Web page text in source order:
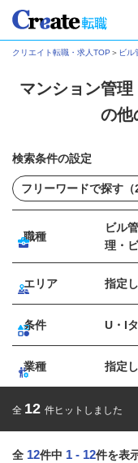
クリエイト転職・求人TOP ＞ ビル
マンション管
の他
検索条件の設定
職種
ビル
理・
エリア 指定
条件 U・I
業種 指定
全 12 件ヒットしました
全 12件中 1 - 12件を表